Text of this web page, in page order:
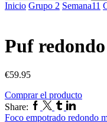
Inicio Grupo 2 Semana11
Puf
€59.95
Comprar el producto
Share:
Foco empotrado redondo